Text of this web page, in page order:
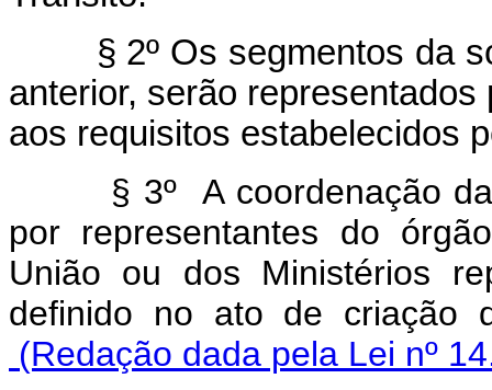
§ 2º Os segmentos da
anterior, serão
aos requisitos estabelecidos
§ 3º A coordenação
por representantes do
União ou dos Ministérios
definido no ato de
(Redação dada pela Lei nº